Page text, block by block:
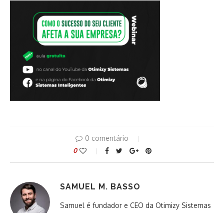
0 comentário
0
SAMUEL M. BASSO
Samuel é fundador e CEO da Otimizy Sistemas